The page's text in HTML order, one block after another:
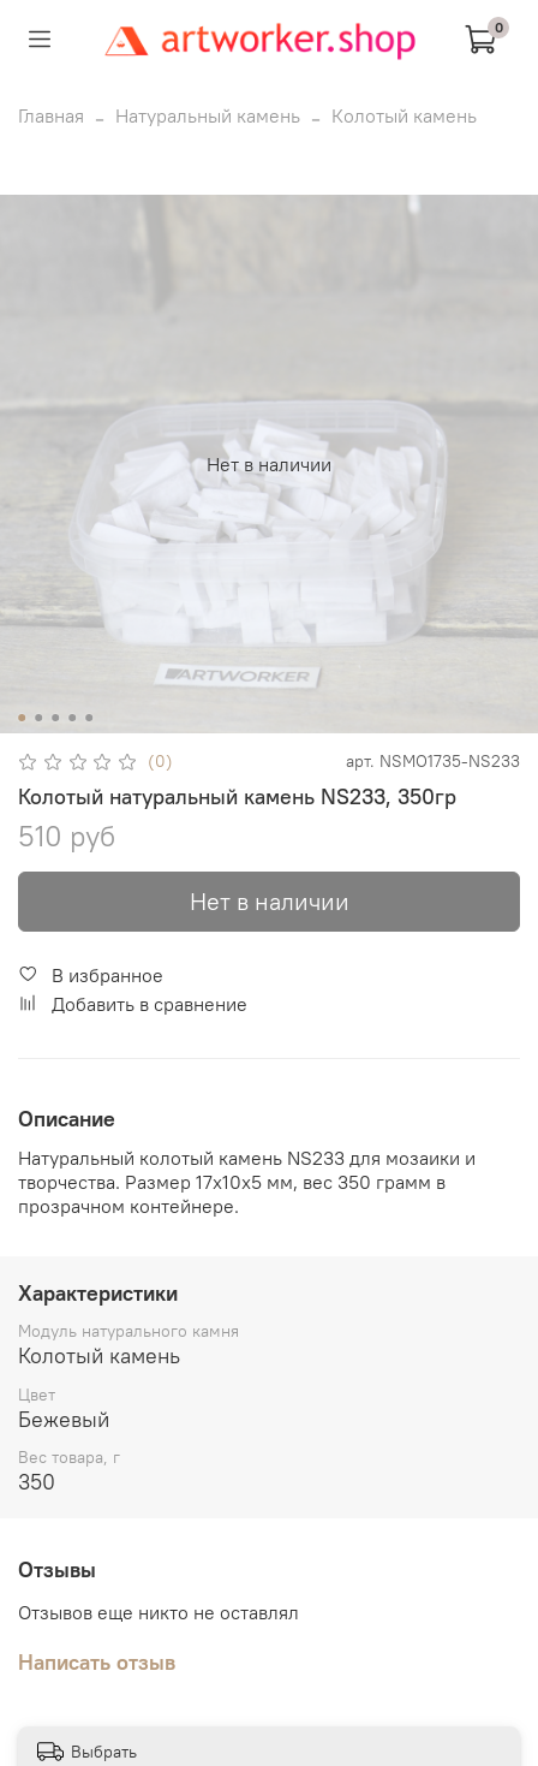
0
Главная Натуральный камень Колотый камень
Нет в наличии
(0) арт. NSMO1735-NS233
Колотый натуральный камень NS233, 350гр
510 руб
Нет в наличии
В избранное
Добавить в сравнение
Описание
Натуральный колотый камень NS233 для мозаики и
творчества. Размер 17х10х5 мм, вес 350 грамм в
прозрачном контейнере.
Характеристики
Модуль натурального камня
Колотый камень
Цвет
Бежевый
Вес товара, г
350
Отзывы
Отзывов еще никто не оставлял
Написать отзыв
Выбрать